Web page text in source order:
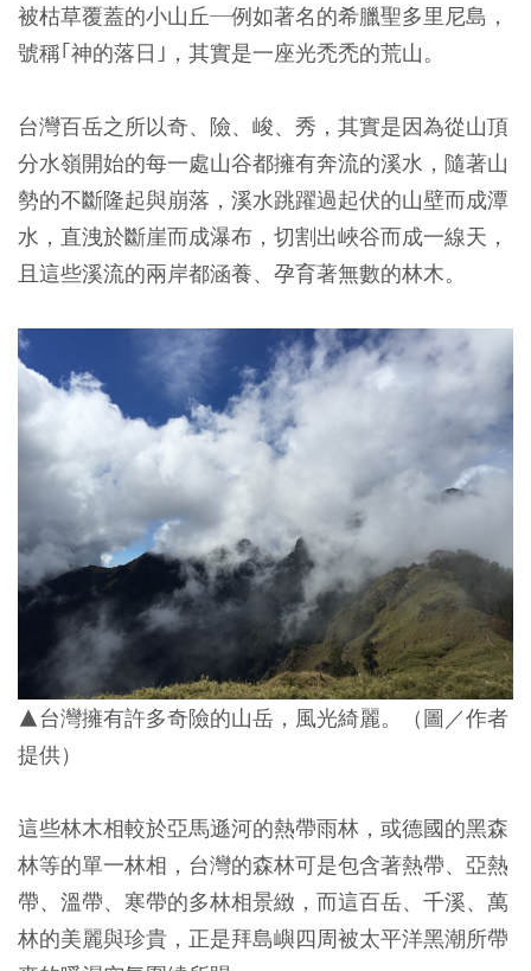
被枯草覆蓋的小山丘─例如著名的希臘聖多里尼島，
號稱｢神的落日｣，其實是一座光禿禿的荒山。
台灣百岳之所以奇、險、峻、秀，其實是因為從山頂
分水嶺開始的每一處山谷都擁有奔流的溪水，隨著山
勢的不斷隆起與崩落，溪水跳躍過起伏的山壁而成潭
水，直洩於斷崖而成瀑布，切割出峽谷而成一線天，
且這些溪流的兩岸都涵養、孕育著無數的林木。
▲台灣擁有許多奇險的山岳，風光綺麗。（圖／作者
提供）
這些林木相較於亞馬遜河的熱帶雨林，或德國的黑森
林等的單一林相，台灣的森林可是包含著熱帶、亞熱
帶、溫帶、寒帶的多林相景緻，而這百岳、千溪、萬
林的美麗與珍貴，正是拜島嶼四周被太平洋黑潮所帶